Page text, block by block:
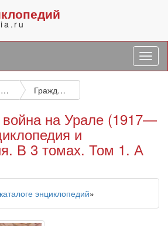
Библиография, Каталоги. Указатели литературы Гражданская война на Урале (1917—1922 гг.). Энциклопедия и библиография. В 3 томах. Том 1. А — Н
война на Урале (1917—
и
В 3 томах. Том 1. А
энциклопедий»